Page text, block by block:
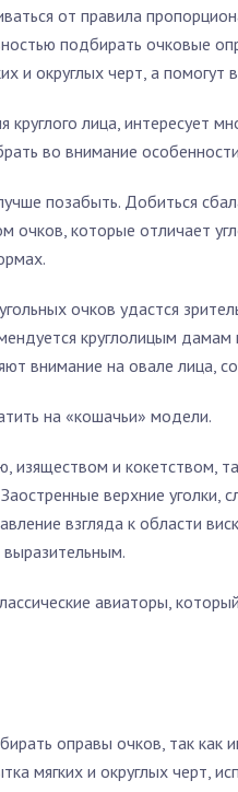
от правила
подбирать очковые
и округлых черт, а
лица, интересует
во внимание
позабыть. Добиться
очков, которые отличает
очков удастся
круглолицым дамам
внимание на овале лица,
на «кошачьи» модели.
изяществом и кокетством,
верхние уголки,
взгляда к области
авиаторы,
оправы очков, так как
мягких и округлых черт,